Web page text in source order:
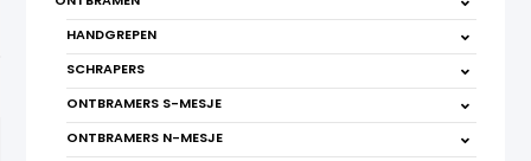
HANDGREPEN
SCHRAPERS
ONTBRAMERS S-MESJE
ONTBRAMERS N-MESJE